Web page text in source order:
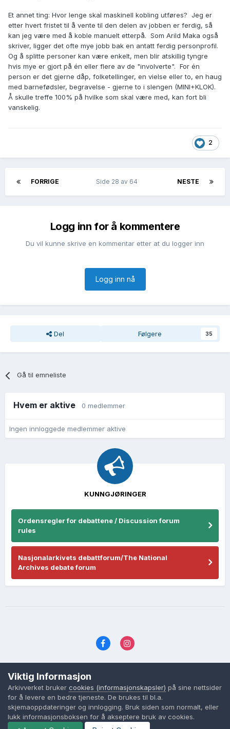
Et annet ting: Hvor lenge skal maskinell kobling utføres? Jeg er
etter hvert fristet til å vente til den delen av jobben er ferdig, så
kan jeg være med å koble manuelt etterpå. Som Arild Maka også
skriver, ligger det ofte mye jobb bak en antatt ferdig personprofil.
Og å splitte personer kan være enkelt, men blir atskillig tyngre
hvis mye er gjort på én eller flere av de "involverte". For én
person er det gjerne dåp, folketellinger, en vielse eller to, en haug
med barnefødsler, begravelse - gjerne to i slengen (MINI+KLOK).
Å skulle treffe 100% på hvilke som skal være med, kan fort bli
vanskelig.
2
FORRIGE NESTE
Side 28 av 64
Logg inn for å kommentere
Du vil kunne skrive en kommentar etter at du logger inn
Logg inn nå
Del Følgere 35
Gå til emneliste
Hvem er aktive 0 medlemmer
Ingen innloggede medlemmer aktive
KUNNGJØRINGER
Ordensregler for debattene / Discussion forum
rules
Nasjonalarkivets debattforum/The National
Archives debate forum
Cookies (informasjonskapsler)
Powered by Invision Community
Viktig Informasjon
Arkivverket bruker cookies (informasjonskapsler) på sine nettsider
for å levere en bedre tjeneste. De brukes til bl.a.
skjemaoppdateringer og innlogging. Bruk siden som normalt, eller
lukk informasjonsboksen for å akseptere bruk av cookies.